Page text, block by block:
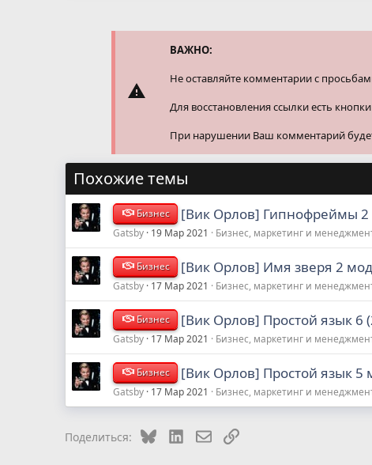
и
ВАЖНО:
Не оставляйте комментарии с
Для восстановления ссылки есть кнопки
При нарушении Ваш комментарий
Похожие темы
Бизнес [Вик Орлов] Гипнофреймы 2
Gatsby 19 Мар 2021 Бизнес, маркетинг и
Бизнес [Вик Орлов] Имя зверя 2
Gatsby 17 Мар 2021 Бизнес, маркетинг и
Бизнес [Вик Орлов] Простой язык 6
Gatsby 17 Мар 2021 Бизнес, маркетинг и
Бизнес [Вик Орлов] Простой язык 5
Gatsby 17 Мар 2021 Бизнес, маркетинг и
Поделиться: BlueskyLinkedInЭлектронная почта
Ссылка